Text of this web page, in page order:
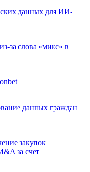
данных для ИИ-
за слова «микс» в
данных граждан
закупок
за счет